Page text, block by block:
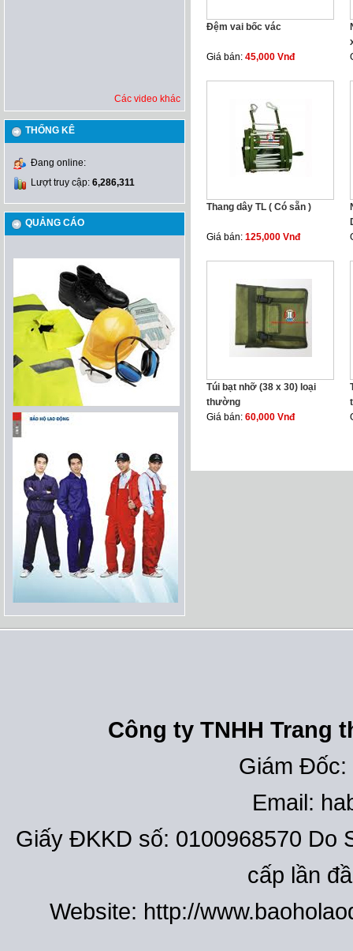
Các video khác
THỐNG KÊ
Đang online:
Lượt truy cập: 6,286,311
QUẢNG CÁO
Đệm vai bốc vác
Giá bán: 45,000 Vnđ
Thang dây TL ( Có sẵn )
Giá bán: 125,000 Vnđ
Túi bạt nhỡ (38 x 30) loại
thường
Giá bán: 60,000 Vnđ
Công ty TNHH Trang
Giám Đốc:
Email:
Giấy ĐKKD số: 0100968570 Do
cấp lần
Website: http://